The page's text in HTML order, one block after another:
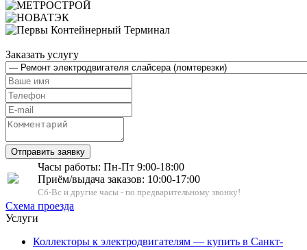
Заказать услугу
Отправить заявку
Часы работы: Пн-Пт 9:00-18:00
Приём/выдача заказов: 10:00-17:00
Cб-Вс и другие часы - по предварительному звонку!
Схема проезда
Услуги
Коллекторы к электродвигателям — купить в Санкт-